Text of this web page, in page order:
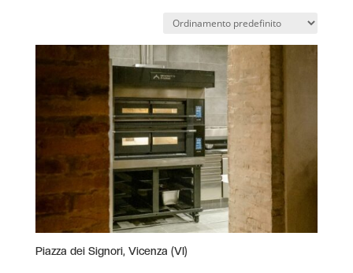
Piazza dei Signori, Vicenza (VI)